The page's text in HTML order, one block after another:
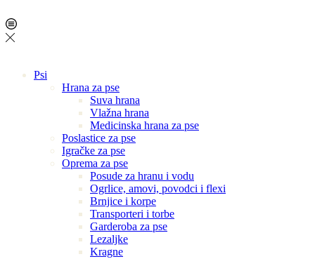
Psi
Hrana za pse
Suva hrana
Vlažna hrana
Medicinska hrana za pse
Poslastice za pse
Igračke za pse
Oprema za pse
Posude za hranu i vodu
Ogrlice, amovi, povodci i flexi
Brnjice i korpe
Transporteri i torbe
Garderoba za pse
Lezaljke
Kragne